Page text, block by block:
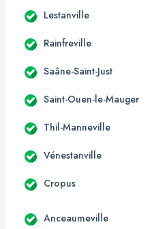
Lestanville
Rainfreville
Saâne-Saint-Just
Saint-Ouen-le-Mauger
Thil-Manneville
Vénestanville
Cropus
Anceaumeville